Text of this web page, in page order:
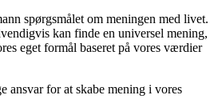
spørgsmålet om meningen med livet.
kan finde en universel mening,
eget formål baseret på vores værdier
ansvar for at skabe mening i vores